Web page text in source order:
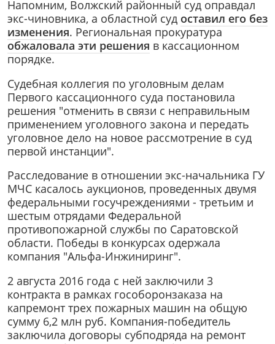
Напомним, Волжский районный суд оправдал
экс-чиновника, а областной суд оставил его без
изменения. Региональная прокуратура
обжаловала эти решения в кассационном
порядке.
Судебная коллегия по уголовным делам
Первого кассационного суда постановила
решения "отменить в связи с неправильным
применением уголовного закона и передать
уголовное дело на новое рассмотрение в суд
первой инстанции".
Расследование в отношении экс-начальника ГУ
МЧС касалось аукционов, проведенных двумя
федеральными госучреждениями - третьим и
шестым отрядами Федеральной
противопожарной службы по Саратовской
области. Победы в конкурсах одержала
компания "Альфа-Инжиниринг".
2 августа 2016 года с ней заключили 3
контракта в рамках гособоронзаказа на
капремонт трех пожарных машин на общую
сумму 6,2 млн руб. Компания-победитель
заключила договоры субподряда на ремонт